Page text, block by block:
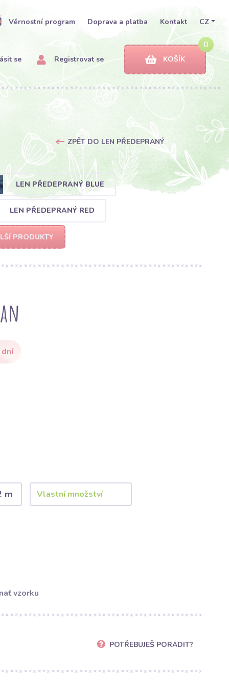
Věrnostní program Doprava a platba Kontakt CZ
se Registrovat se
0
KOŠÍK
ZPĚT DO LEN PŘEDEPRANÝ
LEN PŘEDEPRANÝ BLUE
LEN PŘEDEPRANÝ RED
PRODUKTY
m
vzorku
POTŘEBUJEŠ PORADIT?